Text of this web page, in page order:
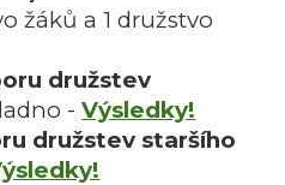
žáků a 1 družstvo
družstev
-Výsledky!
družstev staršího